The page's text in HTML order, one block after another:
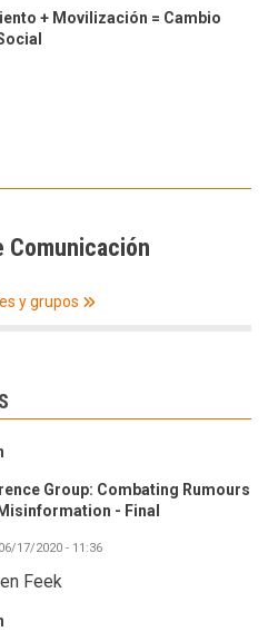
+ Movilización = Cambio
Comunicación
y grupos
Group: Combating Rumours
- Final
17/2020 - 11:36
Feek